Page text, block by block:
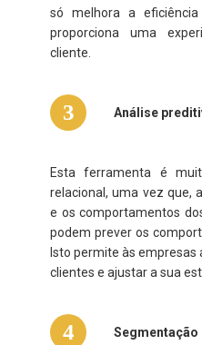
só melhora a
proporciona uma
cliente.
3 Análise
Esta ferramenta é
relacional, uma vez que,
e os comportamentos
podem prever os
Isto permite às empresas
clientes e ajustar a sua
4 Segmentação